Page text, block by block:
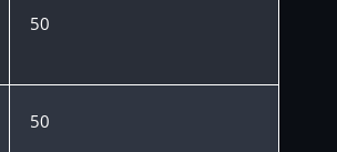
50
50